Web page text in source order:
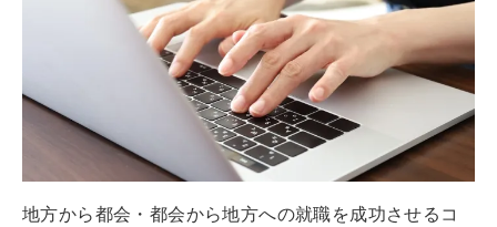
地方から都会・都会から地方への就職を成功させるコ